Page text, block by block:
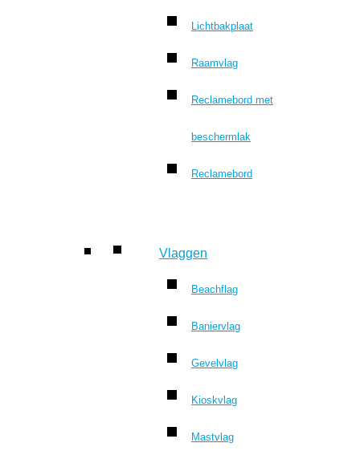
Lichtbakplaat
Raamvlag
Reclamebord met
beschermlak
Reclamebord
Vlaggen
Beachflag
Baniervlag
Gevelvlag
Kioskvlag
Mastvlag